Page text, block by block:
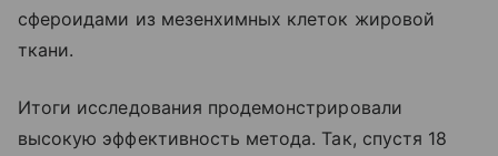
сфероидами из мезенхимных клеток жировой
ткани.
Итоги исследования продемонстрировали
высокую эффективность метода. Так, спустя 18